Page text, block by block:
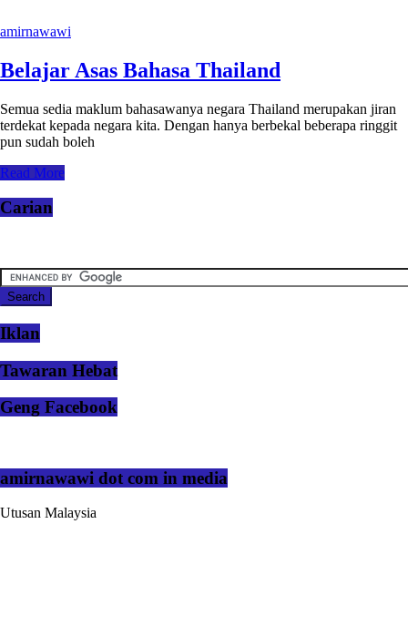
amirnawawi
Belajar Asas Bahasa Thailand
Semua sedia maklum bahasawanya negara Thailand merupakan jiran
terdekat kepada negara kita. Dengan hanya berbekal beberapa ringgit
pun sudah boleh
Read More
Carian
Iklan
Tawaran Hebat
Geng Facebook
amirnawawi dot com in media
Utusan Malaysia